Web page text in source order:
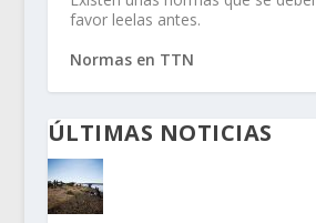
favor leelas antes.
Normas en TTN
ÚLTIMAS NOTICIAS